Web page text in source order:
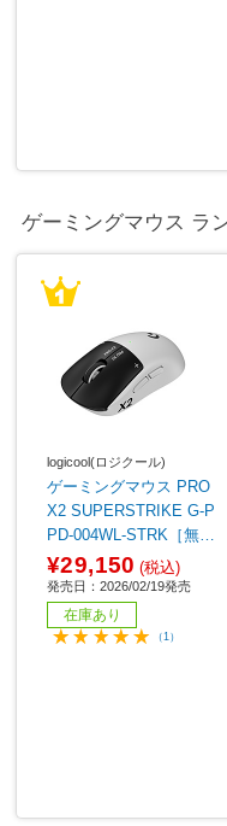
ゲーミングマウス ラ
logicool(ロジクール)
ゲーミングマウス PRO
X2 SUPERSTRIKE G-P
PD-004WL-STRK［無線
(ワイヤレス) /5ボタン /U
SB ］
¥29,150 (税込)
発売日：2026/02/19発売
在庫あり
（1）